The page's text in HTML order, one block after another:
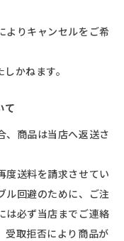
よりキャンセルをご希
かねます。
て
、商品は当店へ返送さ
度送料を請求させてい
ル回避のために、ご注
は必ず当店までご連絡
受取拒否により商品が